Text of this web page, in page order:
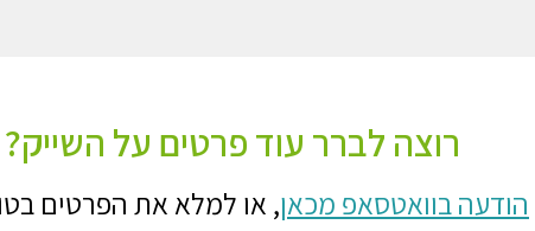
רוצה לברר עוד פרטים על השייק?
הודעה בוואטסאפ מכאן, או למלא את הפרטים